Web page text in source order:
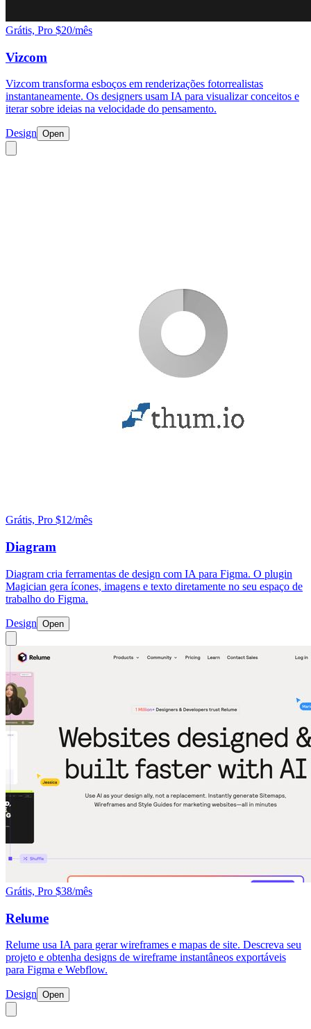
Grátis, Pro $20/mês
Vizcom
Vizcom transforma esboços em renderizações fotorrealistas
instantaneamente. Os designers usam IA para visualizar conceitos e
iterar sobre ideias na velocidade do pensamento.
Design Open
Grátis, Pro $12/mês
Diagram
Diagram cria ferramentas de design com IA para Figma. O plugin
Magician gera ícones, imagens e texto diretamente no seu espaço de
trabalho do Figma.
Design Open
Grátis, Pro $38/mês
Relume
Relume usa IA para gerar wireframes e mapas de site. Descreva seu
projeto e obtenha designs de wireframe instantâneos exportáveis
para Figma e Webflow.
Design Open